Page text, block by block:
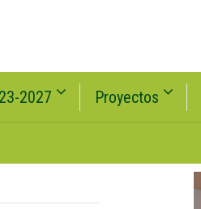
2027 Proyectos